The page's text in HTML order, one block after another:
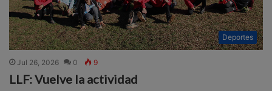
Deportes
Jul 26, 2026 0 9
LLF: Vuelve la actividad